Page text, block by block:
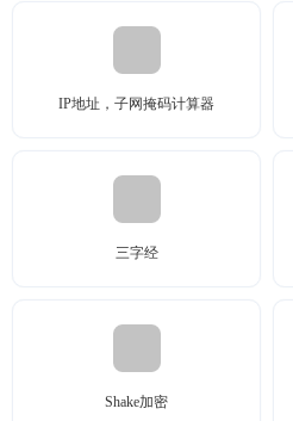
IP地址，子网掩码计算器
三字经
Shake加密